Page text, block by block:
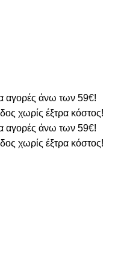
αγορές άνω των 59€!
χωρίς έξτρα κόστος!
αγορές άνω των 59€!
χωρίς έξτρα κόστος!